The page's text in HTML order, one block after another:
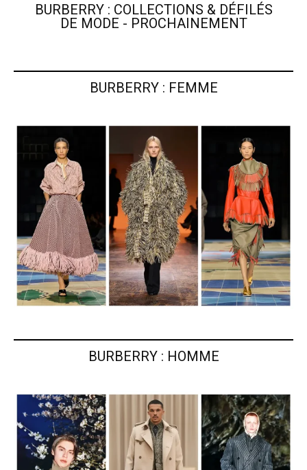
BURBERRY : COLLECTIONS & DÉFILÉS
DE MODE - PROCHAINEMENT
BURBERRY : FEMME
BURBERRY : HOMME